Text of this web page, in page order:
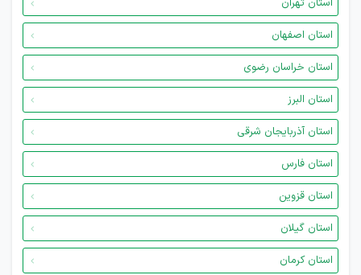
استان تهران
استان اصفهان
استان خراسان رضوی
استان البرز
استان آذربایجان شرقی
استان فارس
استان قزوین
استان گیلان
استان کرمان